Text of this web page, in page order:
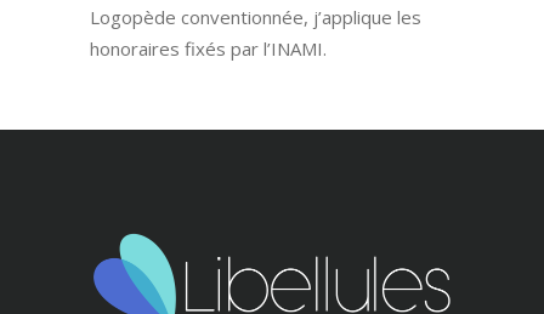
Logopède conventionnée, j’applique les
honoraires fixés par l’INAMI.